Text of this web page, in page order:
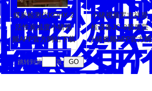
煤炭检测仪KDHX-2
活性炭温度小猪视
频APP官方网站下载
罗志祥
小猪视频罗志祥质
检设备JC-8胶质层
小猪视频APP官方网
站下载罗志祥
末页跳转到第 页